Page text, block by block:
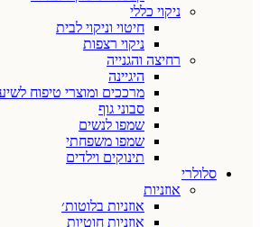
ניקוי כללי
חיטוי וניקוי לבית
ניקוי רצפות
רחיצה והגנייה
היגיינה
מרככים ומוצרי טיפוח
סבוני גוף
שמפו לנשים
שמפו משפחתי
תינוקים וילדים
סלולרי
אוזניות
אוזניות בלוטות׳
אוזניות חוטיות